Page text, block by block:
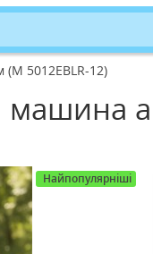
5012EBLR-12)
Найпопулярніші